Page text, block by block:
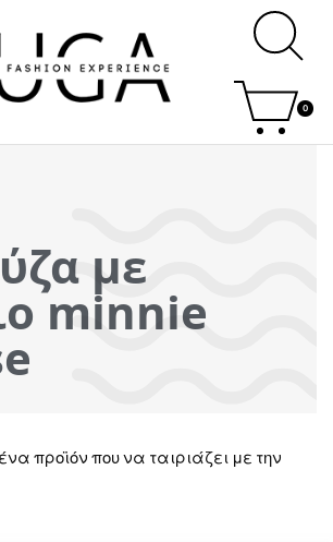
0
με
minnie
προϊόν που να ταιριάζει με την